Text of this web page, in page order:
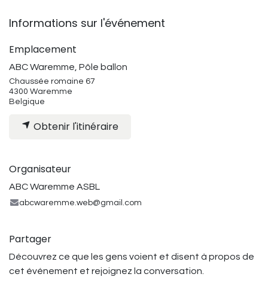
Informations sur l'événement
Emplacement
ABC Waremme, Pôle ballon
Chaussée romaine 67
4300 Waremme
Belgique
Obtenir l'itinéraire
Organisateur
ABC Waremme ASBL
abcwaremme.web@gmail.com
Partager
Découvrez ce que les gens voient et disent à propos de
cet événement et rejoignez la conversation.